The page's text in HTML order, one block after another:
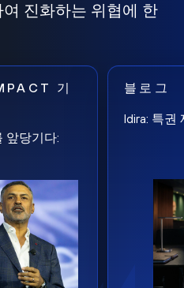
진화하는 위협에 한
기
앞당기다:
블로그
Idira: 특권